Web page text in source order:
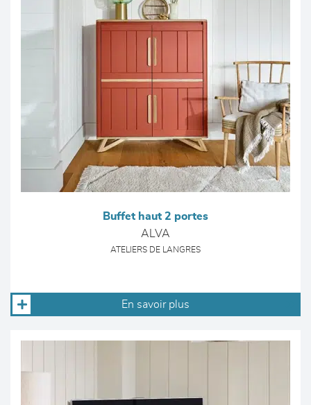
Buffet haut 2 portes
ALVA
ATELIERS DE LANGRES
En savoir plus